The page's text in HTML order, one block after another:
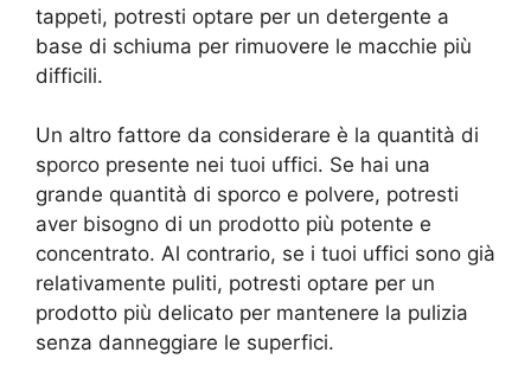
tappeti, potresti optare per un detergente a
base di schiuma per rimuovere le macchie più
difficili.
Un altro fattore da considerare è la quantità di
sporco presente nei tuoi uffici. Se hai una
grande quantità di sporco e polvere, potresti
aver bisogno di un prodotto più potente e
concentrato. Al contrario, se i tuoi uffici sono già
relativamente puliti, potresti optare per un
prodotto più delicato per mantenere la pulizia
senza danneggiare le superfici.